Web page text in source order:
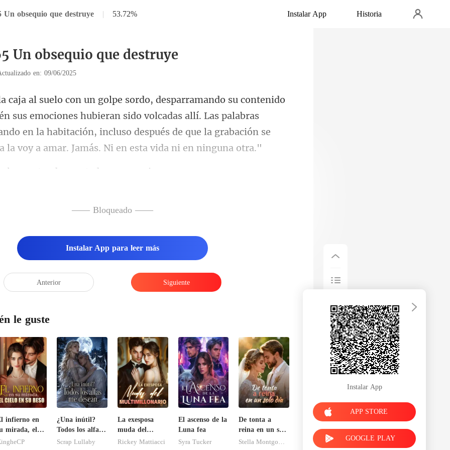
Un obsequio que destruye | 53.72% Instalar App Historia
Un obsequio que destruye
en: 09/06/2025
emociones hubieran sido volcadas allí. Las palabras
en la habitación, incluso des
cluso estando ac
—— Bloqueado ——
Instalar App para leer más
Anterior Siguiente
le guste
infierno en
mirada, el
en su beso
¿Una inútil?
Todos los alfas
me desean
Scrap Lullaby
La exesposa
muda del
multimillonario
Rickey Mattiacci
El ascenso de la
Luna fea
Syra Tucker
De tonta a
reina en un solo
día
Instalar App
APP STORE
GOOGLE PLAY